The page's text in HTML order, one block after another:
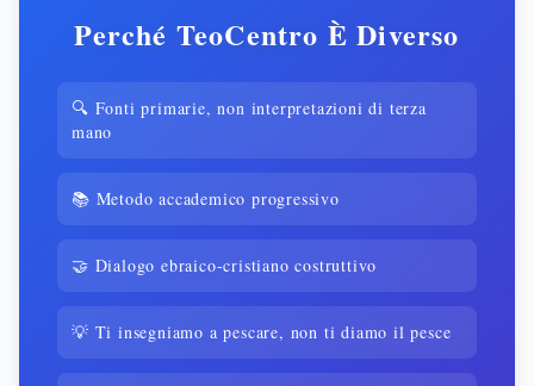
Perché TeoCentro È Diverso
🔍 Fonti primarie, non interpretazioni di terza
mano
📚 Metodo accademico progressivo
🤝 Dialogo ebraico-cristiano costruttivo
💡 Ti insegniamo a pescare, non ti diamo il pesce